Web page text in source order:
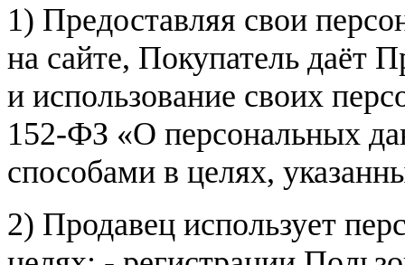
1) Предоставляя свои
на сайте, Покупатель даёт
и использование своих
152-ФЗ «О персональных
способами в целях,
2) Продавец использует